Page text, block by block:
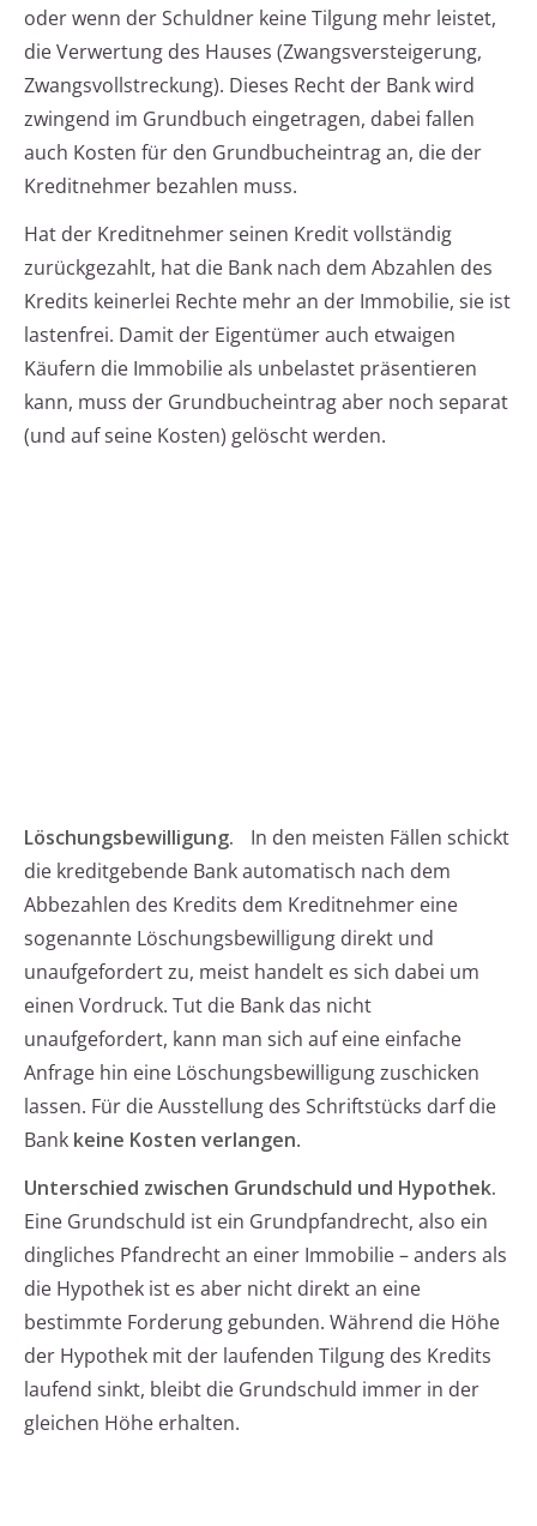
oder wenn der Schuldner keine Tilgung mehr leistet,
die Verwertung des Hauses (Zwangsversteigerung,
Zwangsvollstreckung). Dieses Recht der Bank wird
zwingend im Grundbuch eingetragen, dabei fallen
auch Kosten für den Grundbucheintrag an, die der
Kreditnehmer bezahlen muss.
Hat der Kreditnehmer seinen Kredit vollständig
zurückgezahlt, hat die Bank nach dem Abzahlen des
Kredits keinerlei Rechte mehr an der Immobilie, sie ist
lastenfrei. Damit der Eigentümer auch etwaigen
Käufern die Immobilie als unbelastet präsentieren
kann, muss der Grundbucheintrag aber noch separat
(und auf seine Kosten) gelöscht werden.
Löschungsbewilligung.
In den meisten Fällen schickt
die kreditgebende Bank automatisch nach dem
Abbezahlen des Kredits dem Kreditnehmer eine
sogenannte Löschungsbewilligung direkt und
unaufgefordert zu, meist handelt es sich dabei um
einen Vordruck. Tut die Bank das nicht
unaufgefordert, kann man sich auf eine einfache
Anfrage hin eine Löschungsbewilligung zuschicken
lassen. Für die Ausstellung des Schriftstücks darf die
Bank keine Kosten verlangen.
Unterschied zwischen Grundschuld und Hypothek.
Eine Grundschuld ist ein Grundpfandrecht, also ein
dingliches Pfandrecht an einer Immobilie – anders als
die Hypothek ist es aber nicht direkt an eine
bestimmte Forderung gebunden. Während die Höhe
der Hypothek mit der laufenden Tilgung des Kredits
laufend sinkt, bleibt die Grundschuld immer in der
gleichen Höhe erhalten.